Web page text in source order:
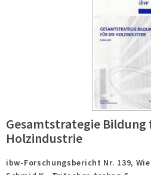
Gesamtstrategie Bildung
Holzindustrie
ibw-Forschungsbericht Nr. 139,